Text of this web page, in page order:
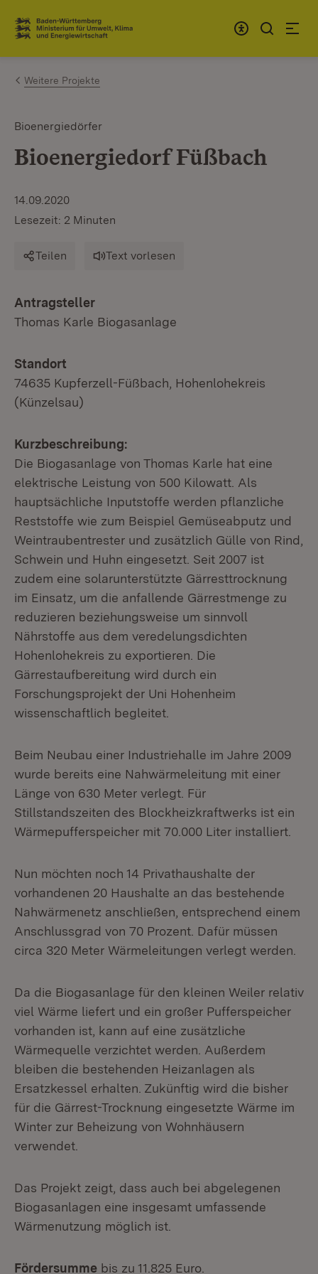
Zum Inhalt springen
Link zur Startseite
Weitere Projekte
Bioenergiedörfer
Bioenergiedorf Füßbach
14.09.2020
Lesezeit: 2 Minuten
Teilen Text vorlesen
Antragsteller
Thomas Karle Biogasanlage
Standort
74635 Kupferzell-Füßbach, Hohenlohekreis
(Künzelsau)
Kurzbeschreibung:
Die Biogasanlage von Thomas Karle hat eine
elektrische Leistung von 500 Kilowatt. Als
hauptsächliche Inputstoffe werden pflanzliche
Reststoffe wie zum Beispiel Gemüseabputz und
Weintraubentrester und zusätzlich Gülle von Rind,
Schwein und Huhn eingesetzt. Seit 2007 ist
zudem eine solarunterstützte Gärresttrocknung
im Einsatz, um die anfallende Gärrestmenge zu
reduzieren beziehungsweise um sinnvoll
Nährstoffe aus dem veredelungsdichten
Hohenlohekreis zu exportieren. Die
Gärrestaufbereitung wird durch ein
Forschungsprojekt der Uni Hohenheim
wissenschaftlich begleitet.
Beim Neubau einer Industriehalle im Jahre 2009
wurde bereits eine Nahwärmeleitung mit einer
Länge von 630 Meter verlegt. Für
Stillstandszeiten des Blockheizkraftwerks ist ein
Wärmepufferspeicher mit 70.000 Liter installiert.
Nun möchten noch 14 Privathaushalte der
vorhandenen 20 Haushalte an das bestehende
Nahwärmenetz anschließen, entsprechend einem
Anschlussgrad von 70 Prozent. Dafür müssen
circa 320 Meter Wärmeleitungen verlegt werden.
Da die Biogasanlage für den kleinen Weiler relativ
viel Wärme liefert und ein großer Pufferspeicher
vorhanden ist, kann auf eine zusätzliche
Wärmequelle verzichtet werden. Außerdem
bleiben die bestehenden Heizanlagen als
Ersatzkessel erhalten. Zukünftig wird die bisher
für die Gärrest-Trocknung eingesetzte Wärme im
Winter zur Beheizung von Wohnhäusern
verwendet.
Das Projekt zeigt, dass auch bei abgelegenen
Biogasanlagen eine insgesamt umfassende
Wärmenutzung möglich ist.
Fördersumme bis zu 11.825 Euro.